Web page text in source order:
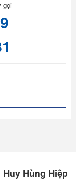
gọi
Hùng Hiệp